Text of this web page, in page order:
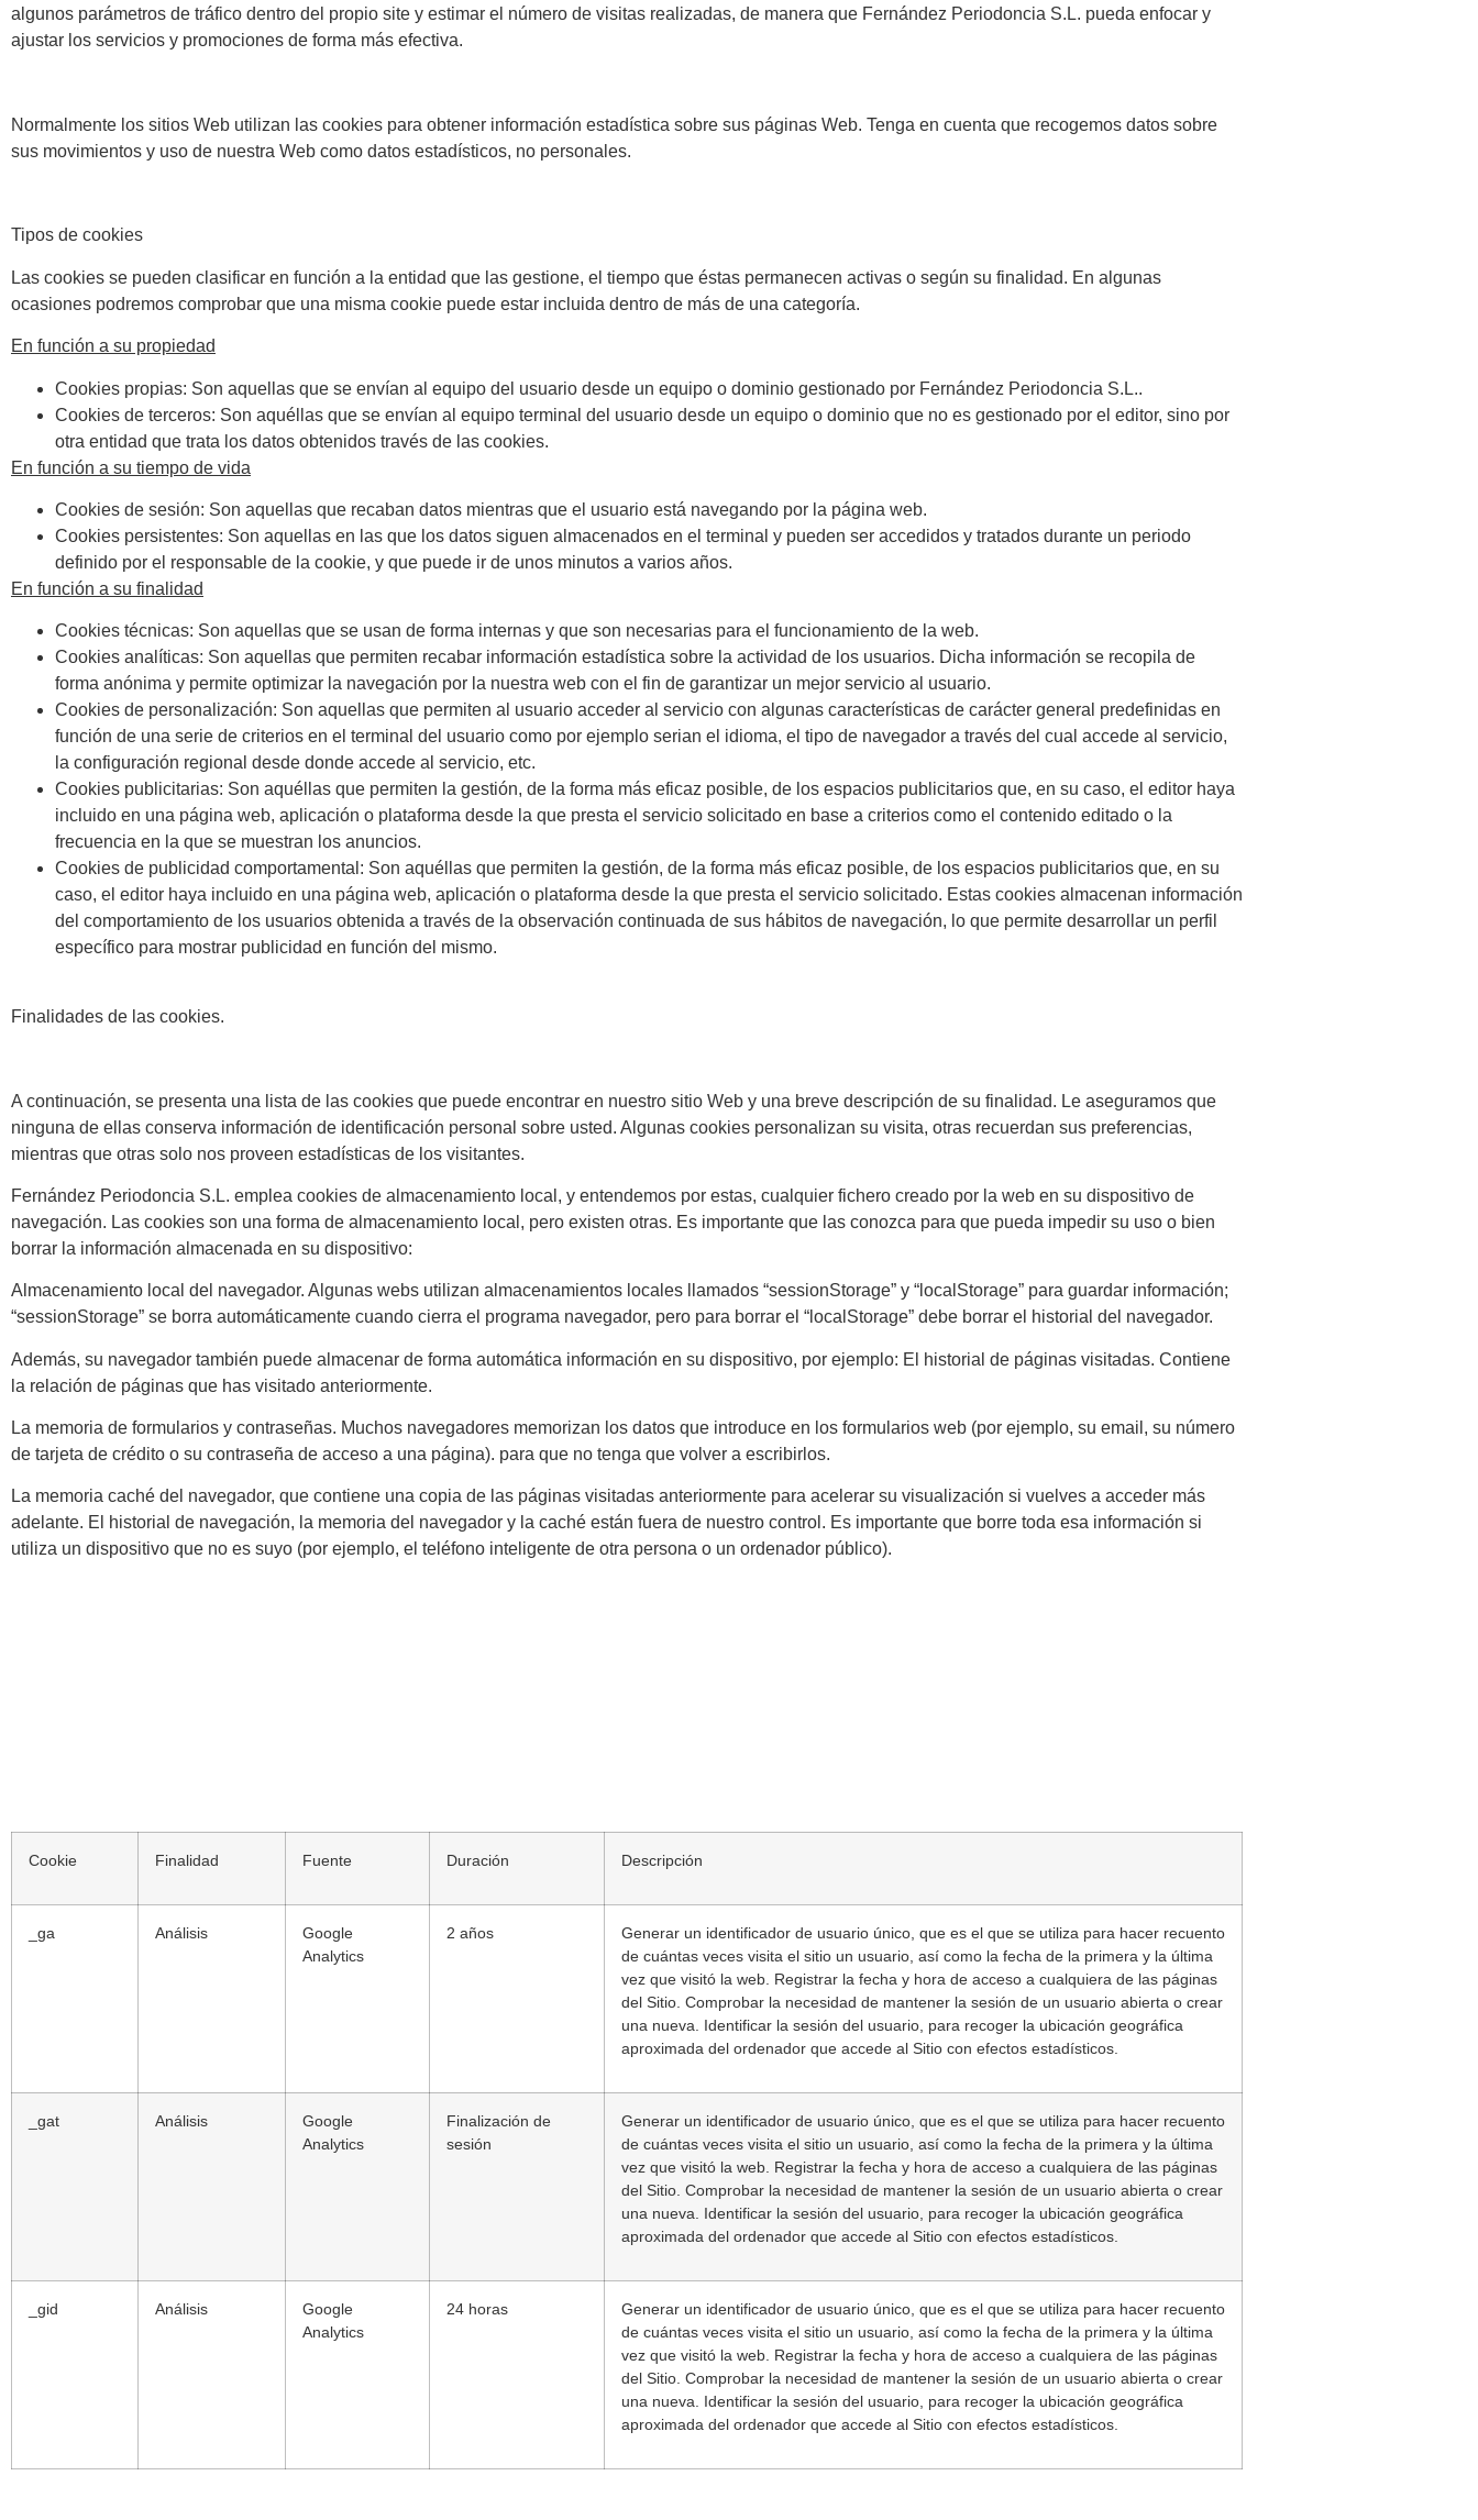
algunos parámetros de tráfico dentro del propio site y estimar el número de visitas realizadas, de manera que Fernández Periodoncia S.L. pueda enfocar y
ajustar los servicios y promociones de forma más efectiva.
Normalmente los sitios Web utilizan las cookies para obtener información estadística sobre sus páginas Web. Tenga en cuenta que recogemos datos sobre
sus movimientos y uso de nuestra Web como datos estadísticos, no personales.
Tipos de cookies
Las cookies se pueden clasificar en función a la entidad que las gestione, el tiempo que éstas permanecen activas o según su finalidad. En algunas
ocasiones podremos comprobar que una misma cookie puede estar incluida dentro de más de una categoría.
En función a su propiedad
Cookies propias: Son aquellas que se envían al equipo del usuario desde un equipo o dominio gestionado por Fernández Periodoncia S.L..
Cookies de terceros: Son aquéllas que se envían al equipo terminal del usuario desde un equipo o dominio que no es gestionado por el editor, sino por
otra entidad que trata los datos obtenidos través de las cookies.
En función a su tiempo de vida
Cookies de sesión: Son aquellas que recaban datos mientras que el usuario está navegando por la página web.
Cookies persistentes: Son aquellas en las que los datos siguen almacenados en el terminal y pueden ser accedidos y tratados durante un periodo
definido por el responsable de la cookie, y que puede ir de unos minutos a varios años.
En función a su finalidad
Cookies técnicas: Son aquellas que se usan de forma internas y que son necesarias para el funcionamiento de la web.
Cookies analíticas: Son aquellas que permiten recabar información estadística sobre la actividad de los usuarios. Dicha información se recopila de
forma anónima y permite optimizar la navegación por la nuestra web con el fin de garantizar un mejor servicio al usuario.
Cookies de personalización: Son aquellas que permiten al usuario acceder al servicio con algunas características de carácter general predefinidas en
función de una serie de criterios en el terminal del usuario como por ejemplo serian el idioma, el tipo de navegador a través del cual accede al servicio,
la configuración regional desde donde accede al servicio, etc.
Cookies publicitarias: Son aquéllas que permiten la gestión, de la forma más eficaz posible, de los espacios publicitarios que, en su caso, el editor haya
incluido en una página web, aplicación o plataforma desde la que presta el servicio solicitado en base a criterios como el contenido editado o la
frecuencia en la que se muestran los anuncios.
Cookies de publicidad comportamental: Son aquéllas que permiten la gestión, de la forma más eficaz posible, de los espacios publicitarios que, en su
caso, el editor haya incluido en una página web, aplicación o plataforma desde la que presta el servicio solicitado. Estas cookies almacenan información
del comportamiento de los usuarios obtenida a través de la observación continuada de sus hábitos de navegación, lo que permite desarrollar un perfil
específico para mostrar publicidad en función del mismo.
Finalidades de las cookies.
A continuación, se presenta una lista de las cookies que puede encontrar en nuestro sitio Web y una breve descripción de su finalidad. Le aseguramos que
ninguna de ellas conserva información de identificación personal sobre usted. Algunas cookies personalizan su visita, otras recuerdan sus preferencias,
mientras que otras solo nos proveen estadísticas de los visitantes.
Fernández Periodoncia S.L. emplea cookies de almacenamiento local, y entendemos por estas, cualquier fichero creado por la web en su dispositivo de
navegación. Las cookies son una forma de almacenamiento local, pero existen otras. Es importante que las conozca para que pueda impedir su uso o bien
borrar la información almacenada en su dispositivo:
Almacenamiento local del navegador. Algunas webs utilizan almacenamientos locales llamados “sessionStorage” y “localStorage” para guardar información;
“sessionStorage” se borra automáticamente cuando cierra el programa navegador, pero para borrar el “localStorage” debe borrar el historial del navegador.
Además, su navegador también puede almacenar de forma automática información en su dispositivo, por ejemplo: El historial de páginas visitadas. Contiene
la relación de páginas que has visitado anteriormente.
La memoria de formularios y contraseñas. Muchos navegadores memorizan los datos que introduce en los formularios web (por ejemplo, su email, su número
de tarjeta de crédito o su contraseña de acceso a una página). para que no tenga que volver a escribirlos.
La memoria caché del navegador, que contiene una copia de las páginas visitadas anteriormente para acelerar su visualización si vuelves a acceder más
adelante. El historial de navegación, la memoria del navegador y la caché están fuera de nuestro control. Es importante que borre toda esa información si
utiliza un dispositivo que no es suyo (por ejemplo, el teléfono inteligente de otra persona o un ordenador público).
Cookie Finalidad Fuente Duración Descripción
_ga Análisis
Google
Analytics
2 años
Generar un identificador de usuario único, que es el que se utiliza para hacer recuento
de cuántas veces visita el sitio un usuario, así como la fecha de la primera y la última
vez que visitó la web. Registrar la fecha y hora de acceso a cualquiera de las páginas
del Sitio. Comprobar la necesidad de mantener la sesión de un usuario abierta o crear
una nueva. Identificar la sesión del usuario, para recoger la ubicación geográfica
aproximada del ordenador que accede al Sitio con efectos estadísticos.
_gat Análisis
Google
Analytics
Finalización de
sesión
Generar un identificador de usuario único, que es el que se utiliza para hacer recuento
de cuántas veces visita el sitio un usuario, así como la fecha de la primera y la última
vez que visitó la web. Registrar la fecha y hora de acceso a cualquiera de las páginas
del Sitio. Comprobar la necesidad de mantener la sesión de un usuario abierta o crear
una nueva. Identificar la sesión del usuario, para recoger la ubicación geográfica
aproximada del ordenador que accede al Sitio con efectos estadísticos.
_gid Análisis
Google
Analytics
24 horas
Generar un identificador de usuario único, que es el que se utiliza para hacer recuento
de cuántas veces visita el sitio un usuario, así como la fecha de la primera y la última
vez que visitó la web. Registrar la fecha y hora de acceso a cualquiera de las páginas
del Sitio. Comprobar la necesidad de mantener la sesión de un usuario abierta o crear
una nueva. Identificar la sesión del usuario, para recoger la ubicación geográfica
aproximada del ordenador que accede al Sitio con efectos estadísticos.